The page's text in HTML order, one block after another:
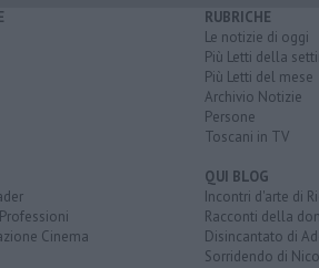
Cinema
RUBRICHE
Le notizie di oggi
Più Letti della
Più Letti del mese
Archivio Notizie
Persone
Toscani in TV
QUI BLOG
Incontri d'arte di
Racconti della
Disincantato di
Sorridendo di